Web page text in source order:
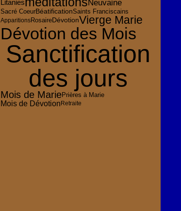
Litanies Neuvaine
Sacré CoeurBéatificationSaints Franciscains
ApparitionsRosaireDévotionVierge Marie
Dévotion des Mois
Sanctification
des jours
Mois de MariePrières à Marie
Mois de Dévotion Retraite